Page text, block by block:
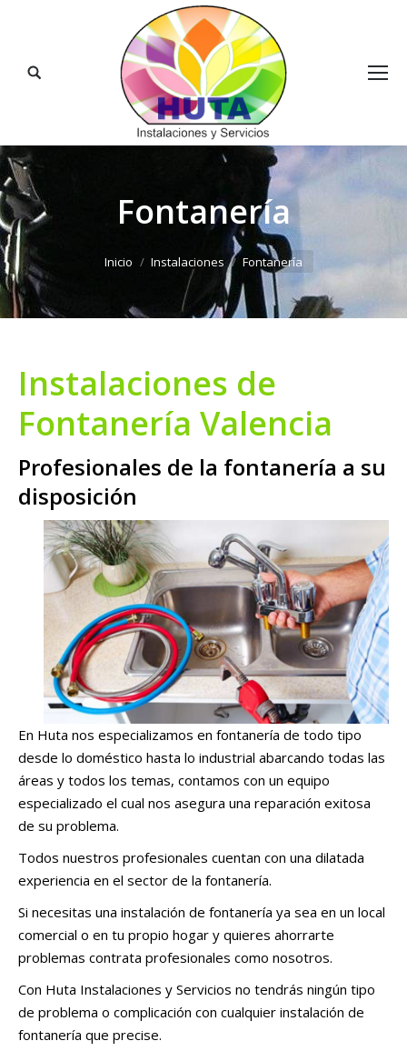
Buscar:
Fontanería
Inicio Instalaciones Fontanería
Instalaciones de
Fontanería Valencia
Profesionales de la fontanería a su
disposición
En Huta nos especializamos en fontanería de todo tipo
desde lo doméstico hasta lo industrial abarcando todas las
áreas y todos los temas, contamos con un equipo
especializado el cual nos asegura una reparación exitosa
de su problema.
Todos nuestros profesionales cuentan con una dilatada
experiencia en el sector de la fontanería.
Si necesitas una instalación de fontanería ya sea en un local
comercial o en tu propio hogar y quieres ahorrarte
problemas contrata profesionales como nosotros.
Con Huta Instalaciones y Servicios no tendrás ningún tipo
de problema o complicación con cualquier instalación de
fontanería que precise.